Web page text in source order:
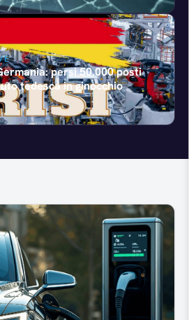
persi 50.000 posti
tedesca in ginocchio